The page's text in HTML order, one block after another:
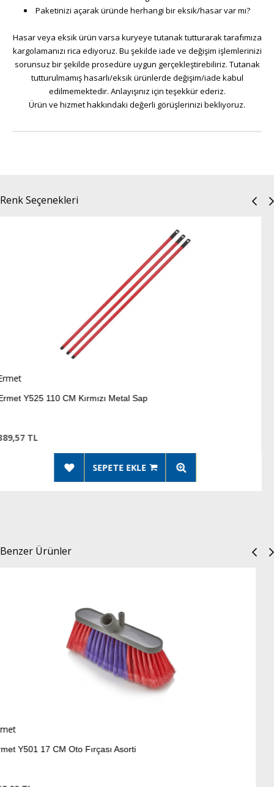
Paketinizi açarak üründe herhangi bir eksik/hasar var mı?
Hasar veya eksik ürün varsa kuryeye tutanak tutturarak tarafımıza
kargolamanızı rica ediyoruz. Bu şekilde iade ve değişim işlemlerinizi
sorunsuz bir şekilde prosedüre uygun gerçekleştirebiliriz. Tutanak
tutturulmamış hasarlı/eksik ürünlerde değişim/iade kabul
edilmemektedir. Anlayışınız için teşekkür ederiz.
Ürün ve hizmet hakkındaki değerli görüşlerinizi bekliyoruz.
Renk Seçenekleri
Metal Sap
Benzer Ürünler
Asorti